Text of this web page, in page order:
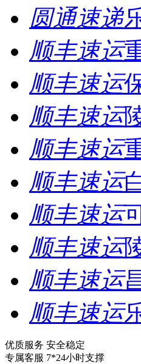
圆通速递
顺丰速运
顺丰速运
顺丰速运
顺丰速运
顺丰速运
顺丰速运
顺丰速运
顺丰速运
顺丰速运
优质服务 安全稳定
专属客服 7*24小时支撑